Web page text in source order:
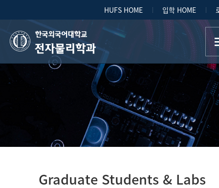
HUFS HOME 입학 HOME
전자물리학과
Graduate Students & Labs